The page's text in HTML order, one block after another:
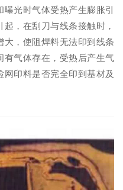
光时气体受热产生膨胀引
，在刮刀与线条接触时，
，使阻焊料无法印到线条
气体存在，受热后产生气
印料是否完全印到基材及